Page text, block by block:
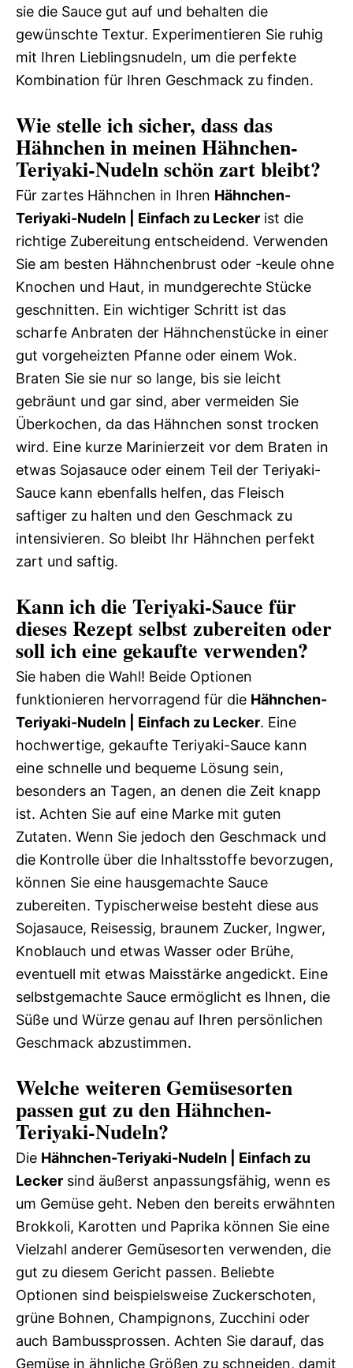
sie die Sauce gut auf und behalten die
gewünschte Textur. Experimentieren Sie ruhig
mit Ihren Lieblingsnudeln, um die perfekte
Kombination für Ihren Geschmack zu finden.
Wie stelle ich sicher, dass das
Hähnchen in meinen Hähnchen-
Teriyaki-Nudeln schön zart bleibt?
Für zartes Hähnchen in Ihren Hähnchen-
Teriyaki-Nudeln | Einfach zu Lecker ist die
richtige Zubereitung entscheidend. Verwenden
Sie am besten Hähnchenbrust oder -keule ohne
Knochen und Haut, in mundgerechte Stücke
geschnitten. Ein wichtiger Schritt ist das
scharfe Anbraten der Hähnchenstücke in einer
gut vorgeheizten Pfanne oder einem Wok.
Braten Sie sie nur so lange, bis sie leicht
gebräunt und gar sind, aber vermeiden Sie
Überkochen, da das Hähnchen sonst trocken
wird. Eine kurze Marinierzeit vor dem Braten in
etwas Sojasauce oder einem Teil der Teriyaki-
Sauce kann ebenfalls helfen, das Fleisch
saftiger zu halten und den Geschmack zu
intensivieren. So bleibt Ihr Hähnchen perfekt
zart und saftig.
Kann ich die Teriyaki-Sauce für
dieses Rezept selbst zubereiten oder
soll ich eine gekaufte verwenden?
Sie haben die Wahl! Beide Optionen
funktionieren hervorragend für die Hähnchen-
Teriyaki-Nudeln | Einfach zu Lecker. Eine
hochwertige, gekaufte Teriyaki-Sauce kann
eine schnelle und bequeme Lösung sein,
besonders an Tagen, an denen die Zeit knapp
ist. Achten Sie auf eine Marke mit guten
Zutaten. Wenn Sie jedoch den Geschmack und
die Kontrolle über die Inhaltsstoffe bevorzugen,
können Sie eine hausgemachte Sauce
zubereiten. Typischerweise besteht diese aus
Sojasauce, Reisessig, braunem Zucker, Ingwer,
Knoblauch und etwas Wasser oder Brühe,
eventuell mit etwas Maisstärke angedickt. Eine
selbstgemachte Sauce ermöglicht es Ihnen, die
Süße und Würze genau auf Ihren persönlichen
Geschmack abzustimmen.
Welche weiteren Gemüsesorten
passen gut zu den Hähnchen-
Teriyaki-Nudeln?
Die Hähnchen-Teriyaki-Nudeln | Einfach zu
Lecker sind äußerst anpassungsfähig, wenn es
um Gemüse geht. Neben den bereits erwähnten
Brokkoli, Karotten und Paprika können Sie eine
Vielzahl anderer Gemüsesorten verwenden, die
gut zu diesem Gericht passen. Beliebte
Optionen sind beispielsweise Zuckerschoten,
grüne Bohnen, Champignons, Zucchini oder
auch Bambussprossen. Achten Sie darauf, das
Gemüse in ähnliche Größen zu schneiden, damit